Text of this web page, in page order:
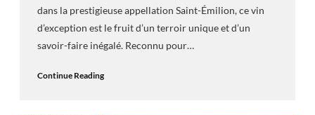
dans la prestigieuse appellation Saint-Émilion, ce vin
d’exception est le fruit d’un terroir unique et d’un
savoir-faire inégalé. Reconnu pour…
Continue Reading